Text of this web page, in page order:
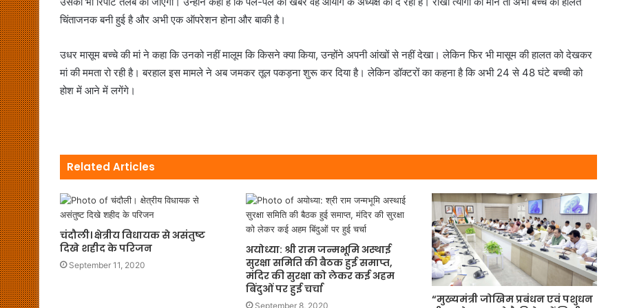
चिंताजनक बनी हुई है और अभी एक ऑपरेशन होना और बाकी है।
उधर मासूम बच्चे की मां ने कहा कि उनको नहीं मालूम कि किसने क्या किया, उन्होंने अपनी आंखों से नहीं देखा। लेकिन फिर भी मासूम की हालत को देखकर
मां की ममता रो रही है। बरहाल इस मामले ने अब जमकर तूल पकड़ना शुरू कर दिया है। लेकिन डॉक्टरों का कहना है कि अभी 24 से 48 घंटे बच्ची को
होश में आने में लगेंगे।
Related Articles
चंदौली। क्षेत्रीय विधायक से असंतुष्ट
दिखे शहीद के परिजन
September 11, 2020
अयोध्या: श्री राम जन्मभूमि अस्थाई
सुरक्षा समिति की बैठक हुई समाप्त,
मंदिर की सुरक्षा को लेकर कई अहम
बिंदुओं पर हुई चर्चा
September 8, 2020
“मुख्यमंत्री जोखिम प्रबंधन एवं पशुधन